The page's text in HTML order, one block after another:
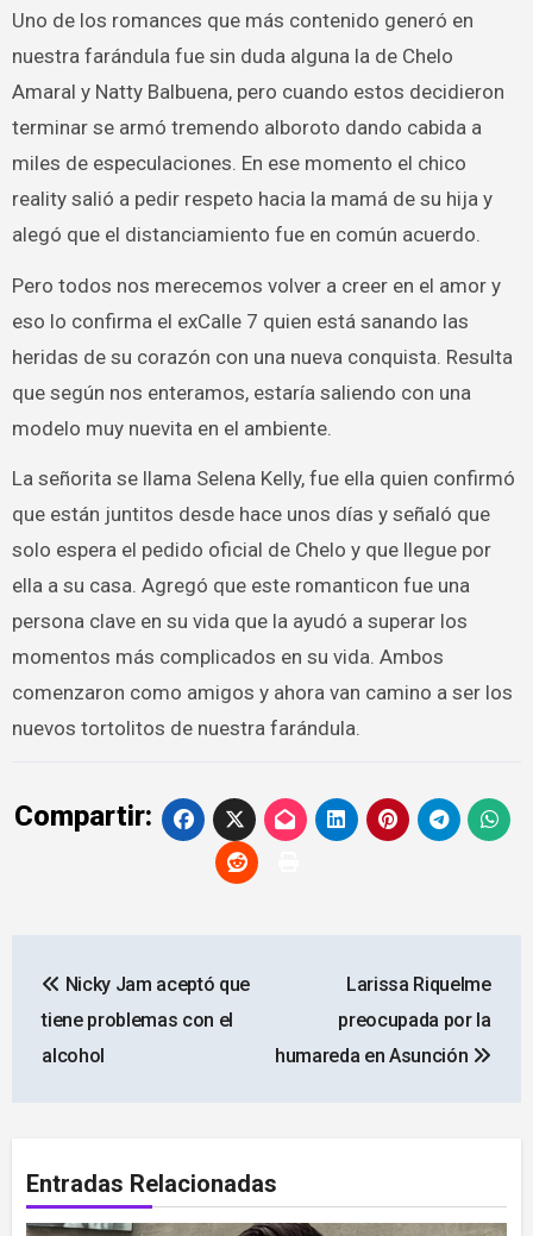
Uno de los romances que más contenido generó en
nuestra farándula fue sin duda alguna la de Chelo
Amaral y Natty Balbuena, pero cuando estos decidieron
terminar se armó tremendo alboroto dando cabida a
miles de especulaciones. En ese momento el chico
reality salió a pedir respeto hacia la mamá de su hija y
alegó que el distanciamiento fue en común acuerdo.
Pero todos nos merecemos volver a creer en el amor y
eso lo confirma el exCalle 7 quien está sanando las
heridas de su corazón con una nueva conquista. Resulta
que según nos enteramos, estaría saliendo con una
modelo muy nuevita en el ambiente.
La señorita se llama Selena Kelly, fue ella quien confirmó
que están juntitos desde hace unos días y señaló que
solo espera el pedido oficial de Chelo y que llegue por
ella a su casa. Agregó que este romanticon fue una
persona clave en su vida que la ayudó a superar los
momentos más complicados en su vida. Ambos
comenzaron como amigos y ahora van camino a ser los
nuevos tortolitos de nuestra farándula.
Compartir:
de
entradas
Nicky Jam aceptó que
tiene problemas con el
alcohol
Larissa Riquelme
preocupada por la
humareda en Asunción
Entradas Relacionadas